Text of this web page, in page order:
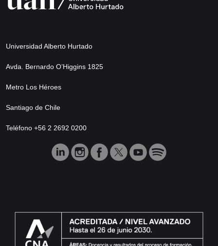
Universidad Alberto Hurtado
Avda. Bernardo O’Higgins 1825
Metro Los Héroes
Santiago de Chile
Teléfono +56 2 2692 0200